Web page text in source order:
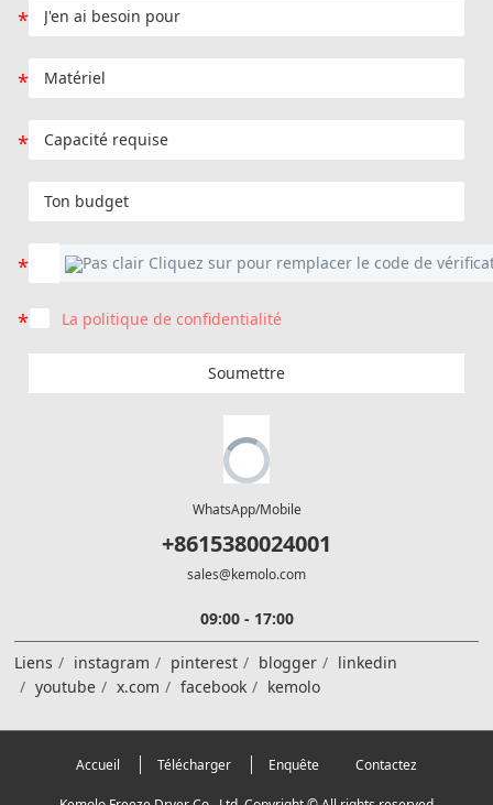
La politique de confidentialité
Soumettre
WhatsApp/Mobile
+8615380024001
sales@kemolo.com
09:00 - 17:00
Liens instagram pinterest blogger
linkedin
youtube
x.com facebook kemolo
Accueil Télécharger Enquête Contactez